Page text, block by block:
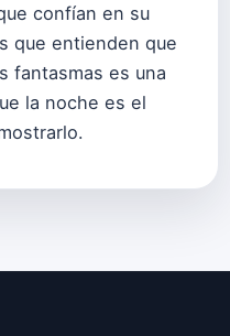
confían en su
que entienden que
fantasmas es una
la noche es el